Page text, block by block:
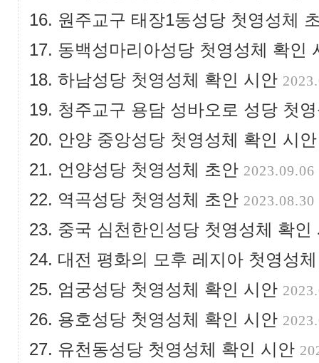
원주교구 태장1동성당 첫영성체
동백성마리아성당 첫영성체 확인
하남성당 첫영성체 확인 시안
청주교구 용담 성바오로 성당 첫
안양 중앙성당 첫영성체 확인 시
언양성당 첫영성체 초안 2023.09.06
역곡성당 첫영성체 초안 2023.08.30
중국 심천한인성당 첫영성체 확
대전 평화의 모후 레지아 첫영성
엄궁성당 첫영성체 확인 시안
용호성당 첫영성체 확인 시안
유천동성당 첫영성체 확인 시안